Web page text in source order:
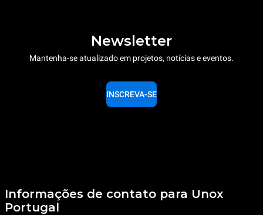
Newsletter
Mantenha-se atualizado em projetos, notícias e eventos.
INSCREVA-SE
Informações de contato para Unox
Portugal